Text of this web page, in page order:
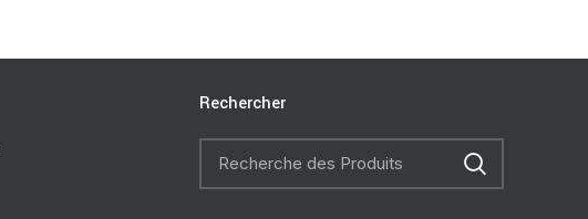
Rechercher